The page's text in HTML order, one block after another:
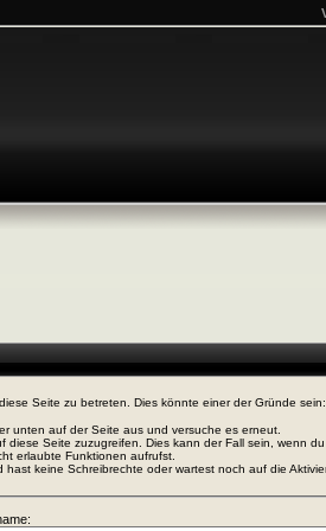
Seite zu betreten. Dies könnte einer der Gründe sein:
unten auf der Seite aus und versuche es erneut.
diese Seite zuzugreifen. Dies kann der Fall sein, wenn
erlaubte Funktionen aufrufst.
keine Schreibrechte oder wartest noch auf die